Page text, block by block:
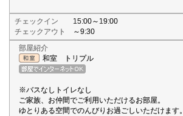
チェックイン
15:00～19:00
チェックアウト
～9:30
部屋紹介
和室 トリプル
※バスなしトイレなし
ご家族、お仲間でご利用いただけるお部屋。
ゆとりある空間でのんびりお過ごしいただけます。